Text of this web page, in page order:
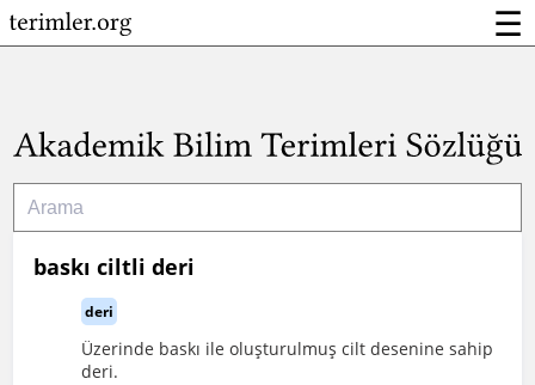
☰
baskı ciltli deri
deri
Üzerinde baskı ile oluşturulmuş cilt desenine sahip
deri.